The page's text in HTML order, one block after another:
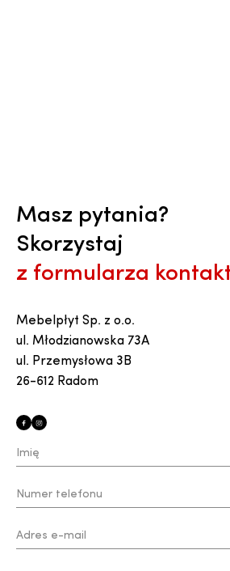
Masz pytania?
Skorzystaj
z formularza
Mebelpłyt Sp. z o.o.
ul. Młodzianowska 73A
ul. Przemysłowa 3B
26-612 Radom